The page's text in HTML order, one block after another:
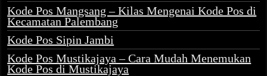
Kode Pos Mangsang – Kilas Mengenai Kode Pos di
Kecamatan Palembang
Kode Pos Sipin Jambi
Kode Pos Mustikajaya – Cara Mudah Menemukan
Kode Pos di Mustikajaya